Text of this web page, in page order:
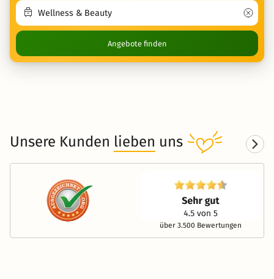
Angebote finden
Unsere Kunden lieben uns
über 3.500 Bewertungen